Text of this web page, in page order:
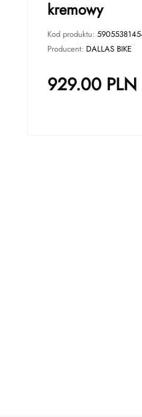
kremowy
Kod produktu:
Producent: DALLAS BIKE
929.00 PLN